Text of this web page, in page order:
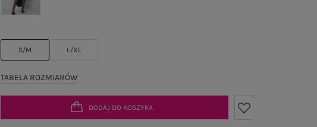
S/M L/XL
TABELA ROZMIARÓW
DODAJ DO KOSZYKA